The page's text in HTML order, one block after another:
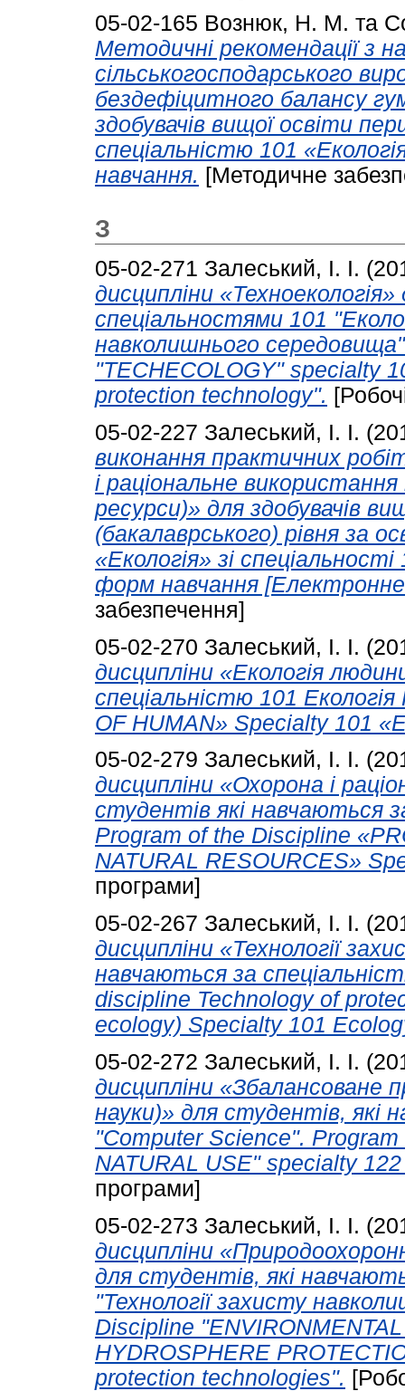
05-02-165 Вознюк, Н. М. та
Методичні рекомендації з
сільськогосподарського
бездефіцитного балансу
здобувачів вищої освіти
спеціальністю 101
навчання. [Методичне
З
05-02-271 Залеський, І. І.
дисципліни
спеціальностями 101
навколишнього
"TECHECOLOGY" specialty
protection technology".
05-02-227 Залеський, І. І.
виконання практичних
і раціональне використання
ресурси)» для здобувачів
(бакалаврського) рівня за
«Екологія» зі
форм навчання
забезпечення]
05-02-270 Залеський, І. І.
дисципліни «Екологія
спеціальністю 101
OF HUMAN» Specialty 101
05-02-279 Залеський, І. І.
дисципліни «Охорона і
студентів які навчаються
Program of the Discipline
NATURAL RESOURCES»
програми]
05-02-267 Залеський, І. І.
дисципліни «Технології
навчаються за
discipline Technology of
ecology) Specialty 101
05-02-272 Залеський, І. І.
дисципліни «Збалансоване
науки)» для студентів, які
"Computer Science".
NATURAL USE" specialty
програми]
05-02-273 Залеський, І. І.
дисципліни
для студентів, які
"Технології захисту
Discipline
HYDROSPHERE
protection technologies".